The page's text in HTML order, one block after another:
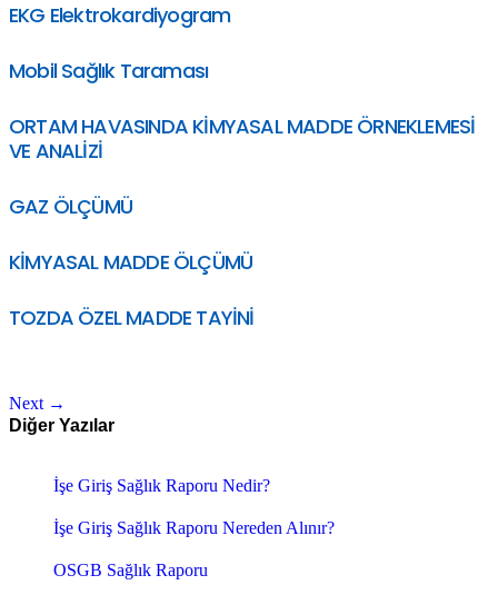
EKG Elektrokardiyogram
Mobil Sağlık Taraması
ORTAM HAVASINDA KİMYASAL MADDE ÖRNEKLEMESİ
VE ANALİZİ
GAZ ÖLÇÜMÜ
KİMYASAL MADDE ÖLÇÜMÜ
TOZDA ÖZEL MADDE TAYİNİ
Next →
Diğer Yazılar
İşe Giriş Sağlık Raporu Nedir?
İşe Giriş Sağlık Raporu Nereden Alınır?
OSGB Sağlık Raporu